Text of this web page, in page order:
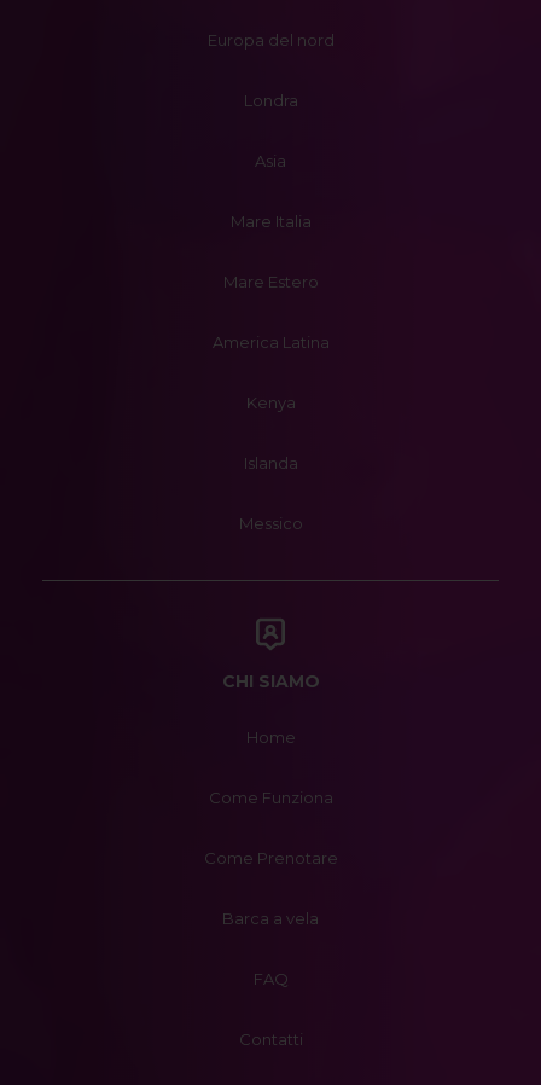
Europa del nord
Londra
Asia
Mare Italia
Mare Estero
America Latina
Kenya
Islanda
Messico
CHI SIAMO
Home
Come Funziona
Come Prenotare
Barca a vela
FAQ
Contatti